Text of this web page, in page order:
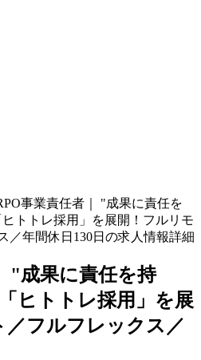
事業責任者｜ "成果に責任を
トトレ採用」を展開！フルリモ
／年間休日130日の求人情報詳細
"成果に責任を持
ヒトトレ採用」を展
／フルフレックス／